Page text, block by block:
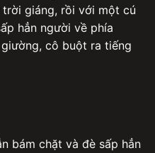
giáng, rồi với một cú
hẳn người về phía
cô buột ra tiếng
bám chặt và đè sấp hẳn